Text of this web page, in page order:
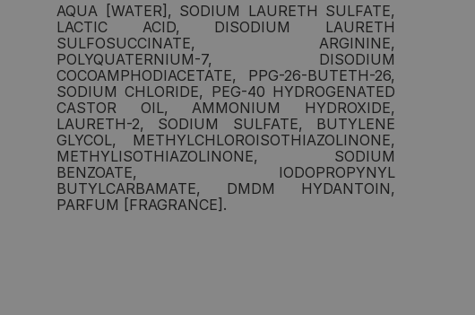
AQUA [WATER], SODIUM LAURETH SULFATE,
LACTIC ACID, DISODIUM LAURETH
SULFOSUCCINATE, ARGININE,
POLYQUATERNIUM-7, DISODIUM
COCOAMPHODIACETATE, PPG-26-BUTETH-26,
SODIUM CHLORIDE, PEG-40 HYDROGENATED
CASTOR OIL, AMMONIUM HYDROXIDE,
LAURETH-2, SODIUM SULFATE, BUTYLENE
GLYCOL, METHYLCHLOROISOTHIAZOLINONE,
METHYLISOTHIAZOLINONE, SODIUM
BENZOATE, IODOPROPYNYL
BUTYLCARBAMATE, DMDM HYDANTOIN,
PARFUM [FRAGRANCE].